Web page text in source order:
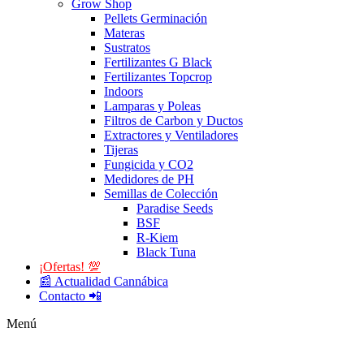
Grow Shop
Pellets Germinación
Materas
Sustratos
Fertilizantes G Black
Fertilizantes Topcrop
Indoors
Lamparas y Poleas
Filtros de Carbon y Ductos
Extractores y Ventiladores
Tijeras
Fungicida y CO2
Medidores de PH
Semillas de Colección
Paradise Seeds
BSF
R-Kiem
Black Tuna
¡Ofertas! 💯
📰 Actualidad Cannábica
Contacto 📲
Menú